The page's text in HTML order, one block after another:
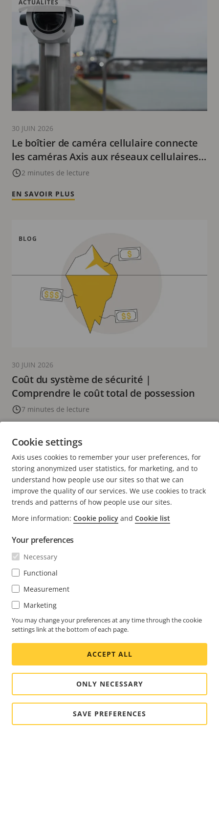
Le boîtier de caméra cellulaire connecte
les caméras Axis aux réseaux cellulaires
privés pour des performances fiables
2 minutes de lecture
ACTUALITÉS
30 JUIN 2026
EN SAVOIR PLUS
Coût du système de sécurité |
Comprendre le coût total de possession
7 minutes de lecture
BLOG
30 JUIN 2026
PAGE
ACTUELLE
1 PAGE
2 PAGE
3 PAGE
4 PAGE
5
PAGE
SUIVANTE
>
Cookie settings
Axis uses cookies to remember your user preferences, for
storing anonymized user statistics, for marketing, and to
understand how people use our sites so that we can
improve the quality of our services. We use cookies to track
trends and patterns of how people use our sites.
More information: Cookie policy and Cookie list
Your preferences
Necessary
Functional
Measurement
Marketing
You may change your preferences at any time through the cookie
settings link at the bottom of each page.
ACCEPT ALL
ONLY NECESSARY
SAVE PREFERENCES